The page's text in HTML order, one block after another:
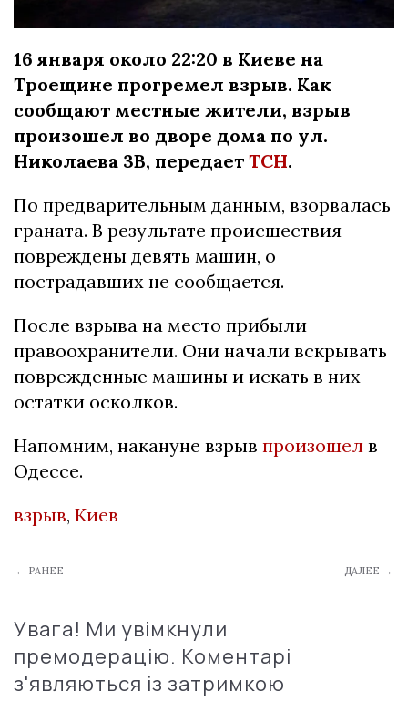
16 января около 22:20 в Киеве на
Троещине прогремел взрыв. Как
сообщают местные жители, взрыв
произошел во дворе дома по ул.
Николаева 3В, передает ТСН.
По предварительным данным, взорвалась
граната. В результате происшествия
повреждены девять машин, о
пострадавших не сообщается.
После взрыва на место прибыли
правоохранители. Они начали вскрывать
поврежденные машины и искать в них
остатки осколков.
Напомним, накануне взрыв произошел в
Одессе.
взрыв, Киев
← РАНЕЕ ДАЛЕЕ →
Увага! Ми увімкнули
премодерацію. Коментарі
з'являються із затримкою